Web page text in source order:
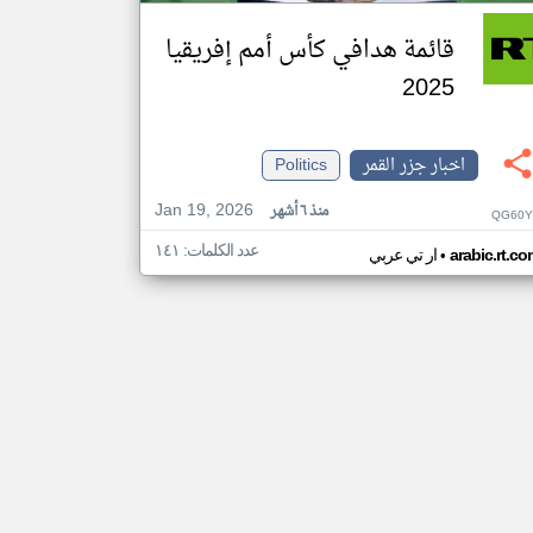
قائمة هدافي كأس أمم إفريقيا
2025
اخبار جزر القمر
Politics
Jan 19, 2026
منذ ٦ أشهر
ار تي عربي• عدد الكلمات: ١٤١